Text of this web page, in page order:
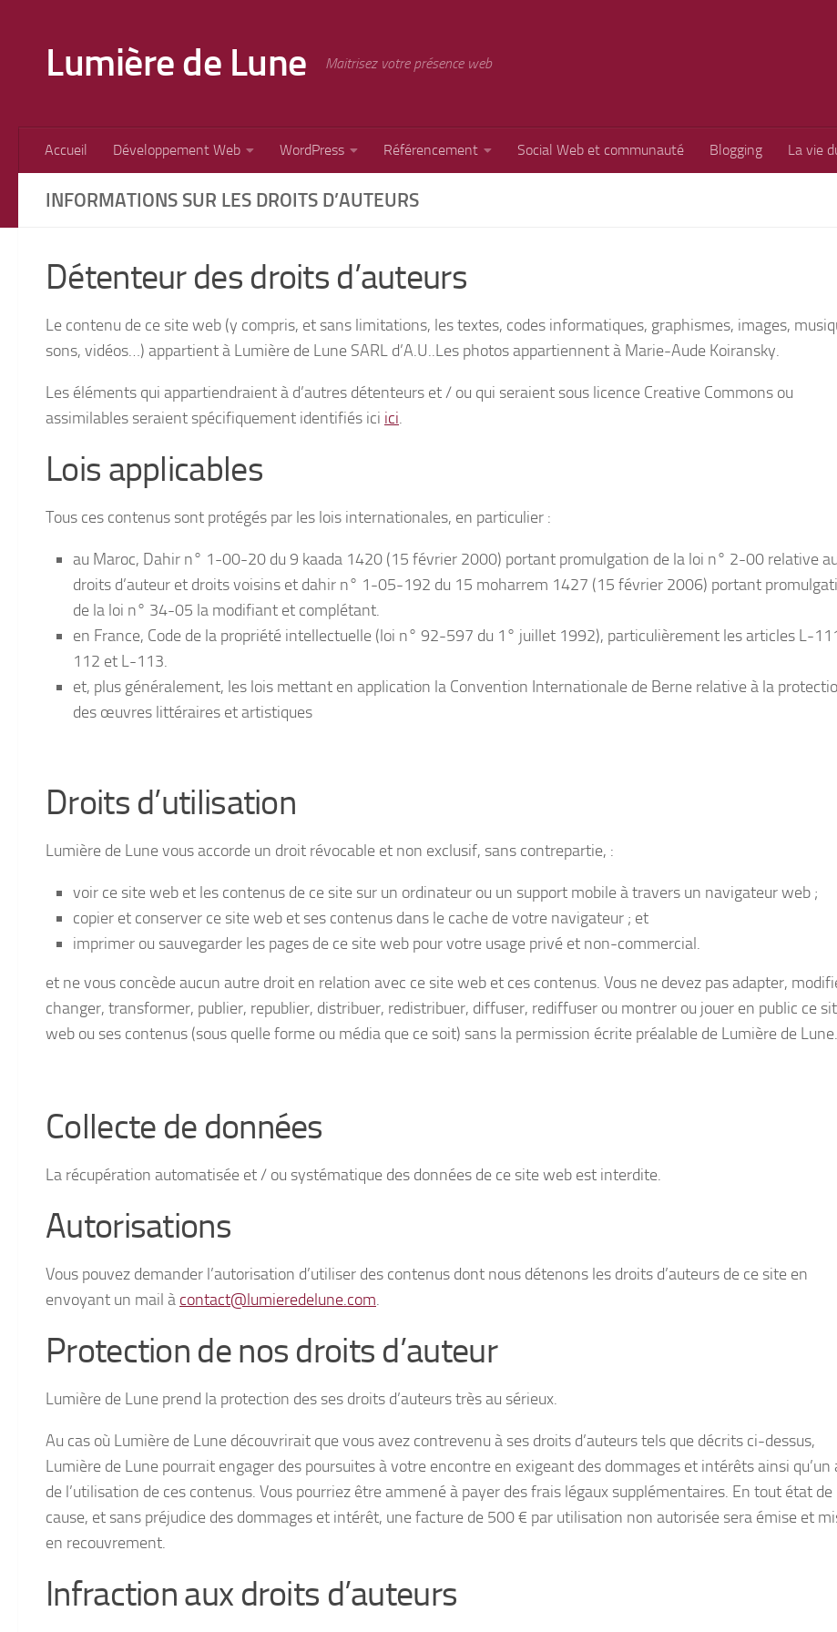
Lumière de Lune Maitrisez votre présence web
Accueil Développement Web WordPress Référencement Social Web et communauté Blogging La vie
INFORMATIONS SUR LES DROITS D’AUTEURS
Détenteur des droits d’auteurs
Le contenu de ce site web (y compris, et sans limitations, les textes, codes informatiques, graphismes, images,
sons, vidéos…) appartient à Lumière de Lune SARL d’A.U..Les photos appartiennent à Marie-Aude Koiransky.
Les éléments qui appartiendraient à d’autres détenteurs et / ou qui seraient sous licence Creative Commons ou
assimilables seraient spécifiquement identifiés ici ici.
Lois applicables
Tous ces contenus sont protégés par les lois internationales, en particulier :
au Maroc, Dahir n° 1-00-20 du 9 kaada 1420 (15 février 2000) portant promulgation de la loi n° 2-00 relative
droits d’auteur et droits voisins et dahir n° 1-05-192 du 15 moharrem 1427 (15 février 2006) portant
de la loi n° 34-05 la modifiant et complétant.
en France, Code de la propriété intellectuelle (loi n° 92-597 du 1° juillet 1992), particulièrement les articles L-
112 et L-113.
et, plus généralement, les lois mettant en application la Convention Internationale de Berne relative à la
des œuvres littéraires et artistiques
Droits d’utilisation
Lumière de Lune vous accorde un droit révocable et non exclusif, sans contrepartie, :
voir ce site web et les contenus de ce site sur un ordinateur ou un support mobile à travers un navigateur web ;
copier et conserver ce site web et ses contenus dans le cache de votre navigateur ; et
imprimer ou sauvegarder les pages de ce site web pour votre usage privé et non-commercial.
et ne vous concède aucun autre droit en relation avec ce site web et ces contenus. Vous ne devez pas adapter,
changer, transformer, publier, republier, distribuer, redistribuer, diffuser, rediffuser ou montrer ou jouer en public ce
web ou ses contenus (sous quelle forme ou média que ce soit) sans la permission écrite préalable de Lumière de Lune.
Collecte de données
La récupération automatisée et / ou systématique des données de ce site web est interdite.
Autorisations
Vous pouvez demander l’autorisation d’utiliser des contenus dont nous détenons les droits d’auteurs de ce site en
envoyant un mail à contact@lumieredelune.com.
Protection de nos droits d’auteur
Lumière de Lune prend la protection des ses droits d’auteurs très au sérieux.
Au cas où Lumière de Lune découvrirait que vous avez contrevenu à ses droits d’auteurs tels que décrits ci-dessus,
Lumière de Lune pourrait engager des poursuites à votre encontre en exigeant des dommages et intérêts ainsi qu’un
de l’utilisation de ces contenus. Vous pourriez être ammené à payer des frais légaux supplémentaires. En tout état de
cause, et sans préjudice des dommages et intérêt, une facture de 500 € par utilisation non autorisée sera émise et
en recouvrement.
Infraction aux droits d’auteurs